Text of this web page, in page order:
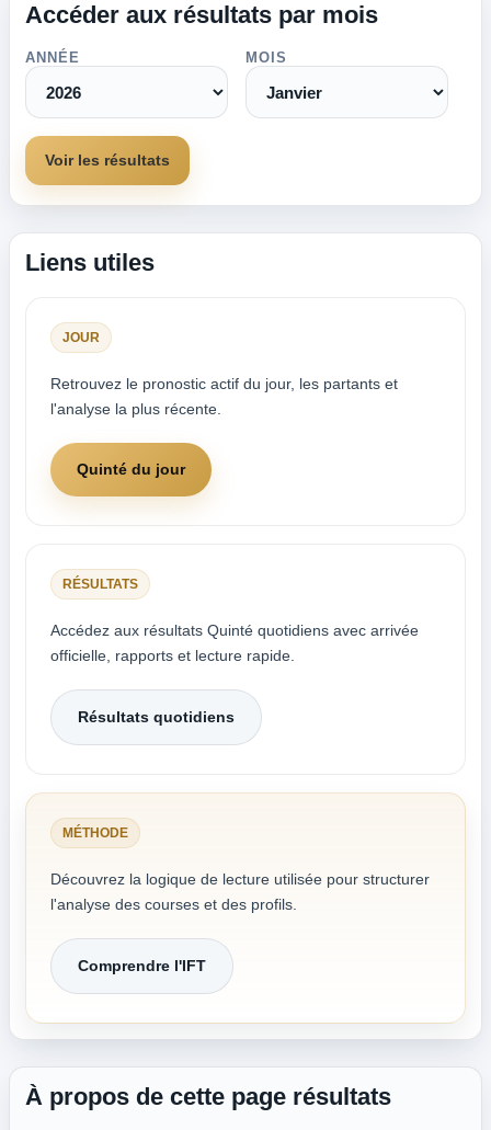
Accéder aux résultats par mois
ANNÉE MOIS
Voir les résultats
Liens utiles
JOUR
Retrouvez le pronostic actif du jour, les partants et
l'analyse la plus récente.
Quinté du jour
RÉSULTATS
Accédez aux résultats Quinté quotidiens avec arrivée
officielle, rapports et lecture rapide.
Résultats quotidiens
MÉTHODE
Découvrez la logique de lecture utilisée pour structurer
l'analyse des courses et des profils.
Comprendre l'IFT
À propos de cette page résultats